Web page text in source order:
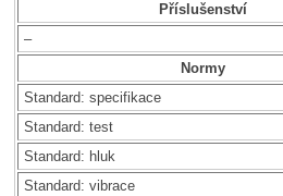
Příslušenství
–
Normy
Standard: specifikace
Standard: test
Standard: hluk
Standard: vibrace